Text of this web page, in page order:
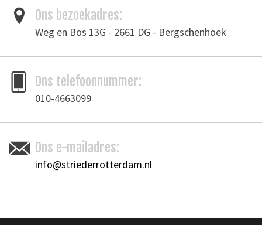
Ons bezoekadres:
Weg en Bos 13G - 2661 DG - Bergschenhoek
Ons telefoonnummer:
010-4663099
Ons e-mailadres:
info@striederrotterdam.nl